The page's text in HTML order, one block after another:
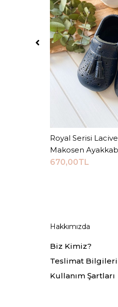
Royal Serisi
Makosen
670,00TL
Hakkımızda
Biz Kimiz?
Teslimat Bilgileri
Kullanım Şartları